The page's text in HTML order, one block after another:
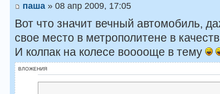
паша » 08 апр 2009, 17:05
Вот что значит вечный автомобиль,
свое место в метрополитене в
И колпак на колесе вооооще в тему
ВЛОЖЕНИЯ